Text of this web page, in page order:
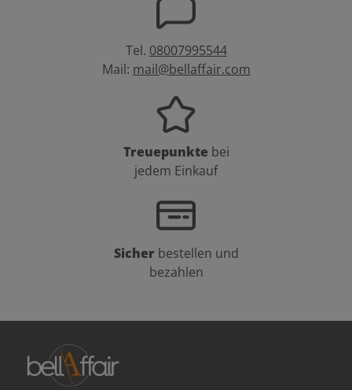
Tel. 08007995544
Mail: mail@bellaffair.com
Treuepunkte bei
jedem Einkauf
Sicher bestellen und
bezahlen